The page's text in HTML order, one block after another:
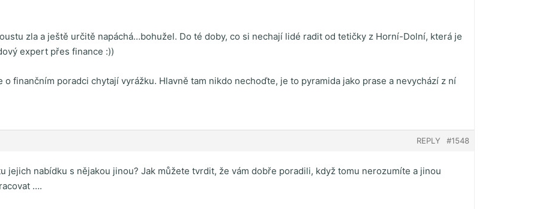
zla a ještě určitě napáchá…bohužel. Do té doby, co si nechají lidé radit od tetičky z Horní-Dolní, která je
expert přes finance :))
finančním poradci chytají vyrážku. Hlavně tam nikdo nechoďte, je to pyramida jako prase a nevychází z ní
#1548
REPLY
jejich nabídku s nějakou jinou? Jak můžete tvrdit, že vám dobře poradili, když tomu nerozumíte a jinou
….